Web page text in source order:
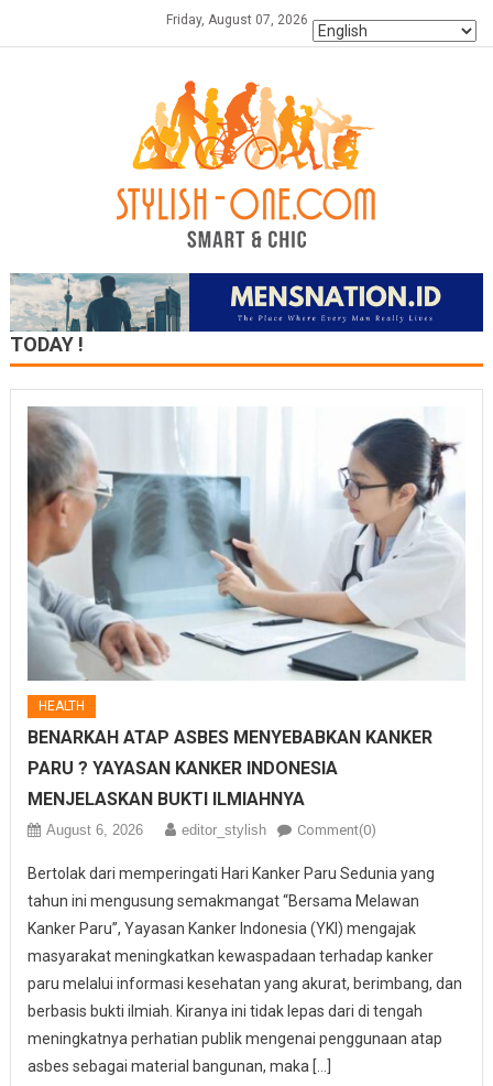
Friday, August 07, 2026
TODAY !
HEALTH
BENARKAH ATAP ASBES MENYEBABKAN KANKER
PARU ? YAYASAN KANKER INDONESIA
MENJELASKAN BUKTI ILMIAHNYA
August 6, 2026 editor_stylish Comment(0)
Bertolak dari memperingati Hari Kanker Paru Sedunia yang
tahun ini mengusung semakmangat “Bersama Melawan
Kanker Paru”, Yayasan Kanker Indonesia (YKI) mengajak
masyarakat meningkatkan kewaspadaan terhadap kanker
paru melalui informasi kesehatan yang akurat, berimbang, dan
berbasis bukti ilmiah. Kiranya ini tidak lepas dari di tengah
meningkatnya perhatian publik mengenai penggunaan atap
asbes sebagai material bangunan, maka […]